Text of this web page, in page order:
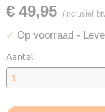
€ 49,95 (inclusief
✓ Op voorraad -
Aantal